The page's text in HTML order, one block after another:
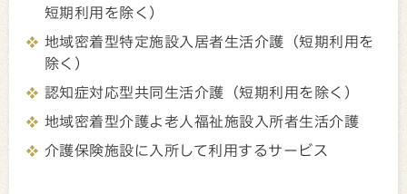
短期利用を除く）
地域密着型特定施設入居者生活介護（短期利用を
除く）
認知症対応型共同生活介護（短期利用を除く）
地域密着型介護よ老人福祉施設入所者生活介護
介護保険施設に入所して利用するサービス